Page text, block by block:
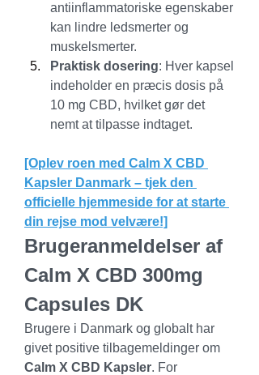
antiinflammatoriske egenskaber
kan lindre ledsmerter og
muskelsmerter.
Praktisk dosering: Hver kapsel
indeholder en præcis dosis på
10 mg CBD, hvilket gør det
nemt at tilpasse indtaget.
[Oplev roen med Calm X CBD
Kapsler Danmark – tjek den
officielle hjemmeside for at starte
din rejse mod velvære!]
Brugeranmeldelser af
Calm X CBD 300mg
Capsules DK
Brugere i Danmark og globalt har
Calm X CBD Kapsler. For